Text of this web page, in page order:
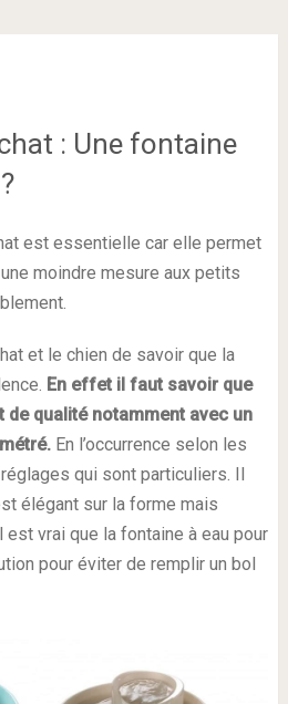
: Une fontaine
est essentielle car elle permet
moindre mesure aux petits
et le chien de savoir que la
En effet il faut savoir que
qualité notamment avec un
En l’occurrence selon les
qui sont particuliers. Il
élégant sur la forme mais
vrai que la fontaine à eau pour
pour éviter de remplir un bol